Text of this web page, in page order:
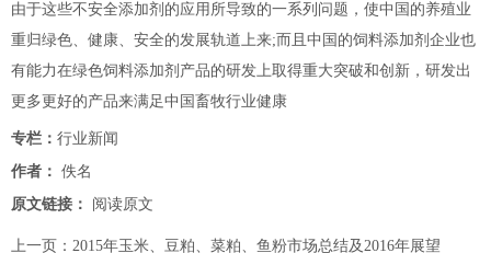
由于这些不安全添加剂的应用所导致的一系列问题，使中国的养殖业
重归绿色、健康、安全的发展轨道上来;而且中国的饲料添加剂企业也
有能力在绿色饲料添加剂产品的研发上取得重大突破和创新，研发出
更多更好的产品来满足中国畜牧行业健康
专栏： 行业新闻
作者： 佚名
原文链接：
阅读原文
上一页： 2015年玉米、豆粕、菜粕、鱼粉市场总结及2016年展望